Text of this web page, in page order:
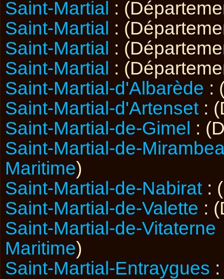
Saint-Martial :
Saint-Martial :
Saint-Martial :
Saint-Martial :
Saint-Martial-d'Albarède :
Saint-Martial-d'Artenset :
Saint-Martial-de-Gimel :
Saint-Martial-de-
Maritime)
Saint-Martial-de-Nabirat :
Saint-Martial-de-Valette :
Saint-Martial-de-Vitaterne
Maritime)
Saint-Martial-Entraygues